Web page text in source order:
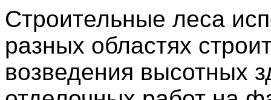
Строительные леса
разных областях
возведения высотных